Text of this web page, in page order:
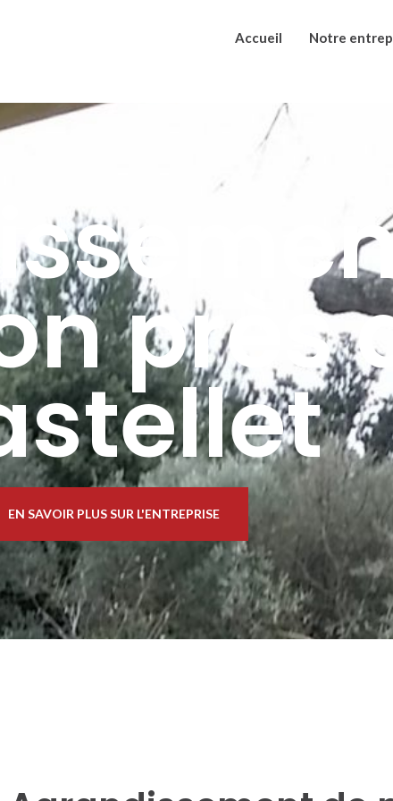
Accueil Notre
près
EN SAVOIR PLUS SUR L'ENTREPRISE